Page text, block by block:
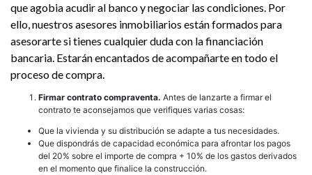
que agobia acudir al banco y negociar las condiciones. Por
ello, nuestros asesores inmobiliarios están formados para
asesorarte si tienes cualquier duda con la financiación
bancaria. Estarán encantados de acompañarte en todo el
proceso de compra.
Firmar contrato compraventa. Antes de lanzarte a firmar el
contrato te aconsejamos que verifiques varias cosas:
Que la vivienda y su distribución se adapte a tus necesidades.
Que dispondrás de capacidad económica para afrontar los pagos
del 20% sobre el importe de compra + 10% de los gastos derivados
en el momento que finalice la construcción.